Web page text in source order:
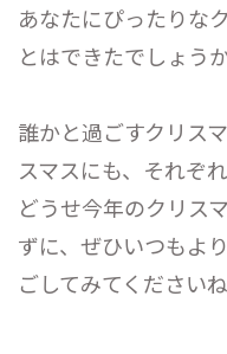
あなたにぴったりな
とはできたでしょう
誰かと過ごすクリス
スマスにも、それぞ
どうせ今年のクリス
ずに、ぜひいつもよ
ごしてみてください